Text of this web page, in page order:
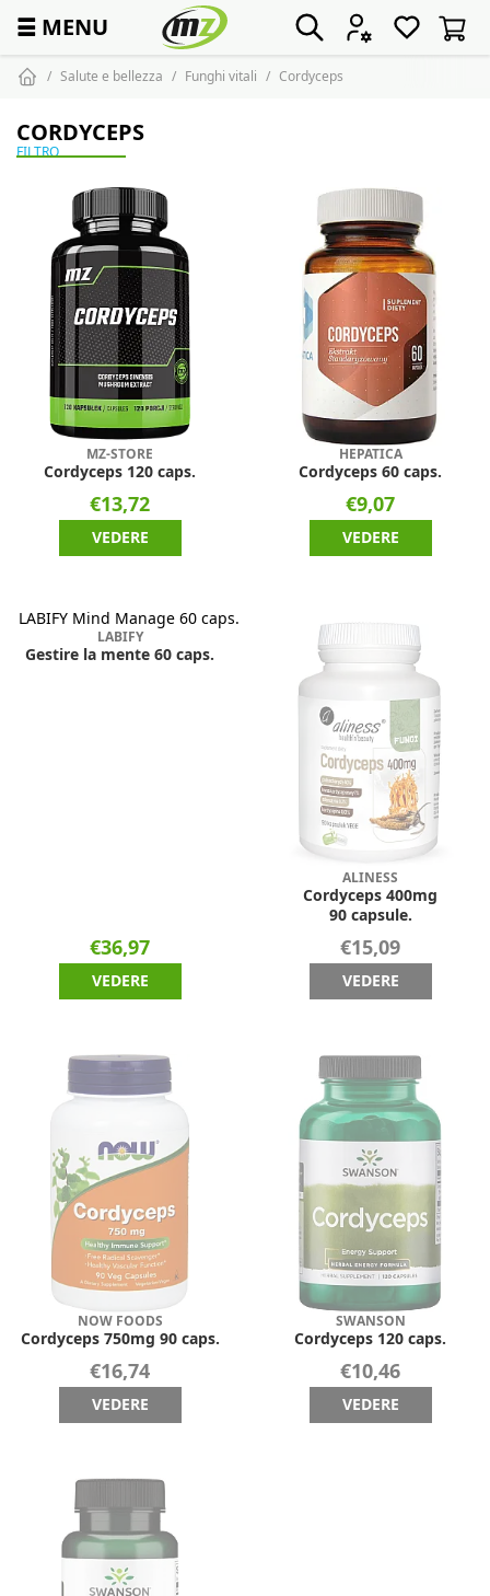
☰ MENU
Salute e bellezza Funghi vitali Cordyceps
CORDYCEPS
FILTRO
MZ-STORE
Cordyceps 120 caps.
€13,72
VEDERE
HEPATICA
Cordyceps 60 caps.
€9,07
VEDERE
LABIFY
Gestire la mente 60 caps.
€36,97
VEDERE
ALINESS
Cordyceps 400mg
90 capsule.
€15,09
VEDERE
NOW FOODS
Cordyceps 750mg 90 caps.
€16,74
VEDERE
SWANSON
Cordyceps 120 caps.
€10,46
VEDERE